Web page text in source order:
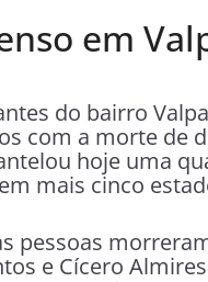
em
do bairro
com a morte de
hoje uma
mais cinco
pessoas
e Cícero